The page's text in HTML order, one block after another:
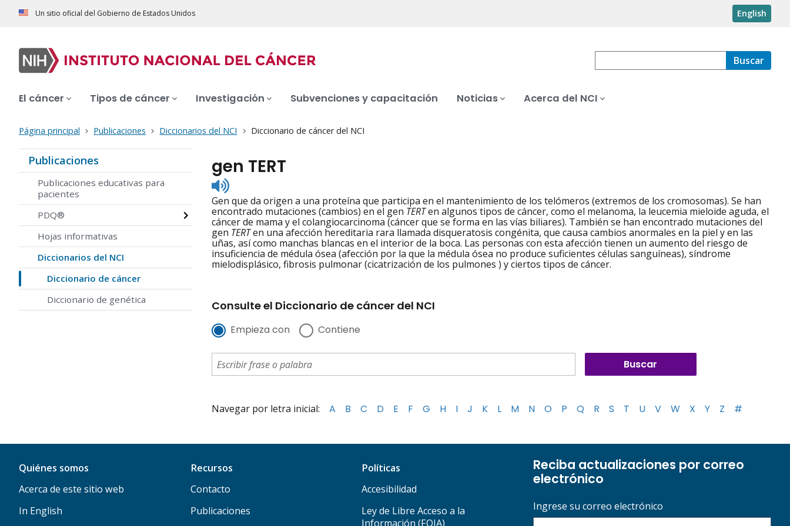
Un sitio oficial del Gobierno de Estados Unidos English
Buscar
El cáncer Tipos de cáncer Investigación Subvenciones y capacitación Noticias Acerca del NCI
Página principal Publicaciones Diccionarios del NCI Diccionario de cáncer del NCI
Publicaciones
Publicaciones educativas para
pacientes
PDQ®
Hojas informativas
Diccionarios del NCI
Diccionario de cáncer
Diccionario de genética
gen TERT
Listen
to
pronunciation
Gen que da origen a una proteína que participa en el mantenimiento de los telómeros (extremos de los cromosomas). Se han
encontrado mutaciones (cambios) en el gen TERTen algunos tipos de cáncer, como el melanoma, la leucemia mieloide aguda, el
cáncer de mama y el colangiocarcinoma (cáncer que se forma en las vías biliares). También se han encontrado mutaciones del
gen TERTen una afección hereditaria rara llamada disqueratosis congénita, que causa cambios anormales en la piel y en las
uñas, así como manchas blancas en el interior de la boca. Las personas con esta afección tienen un aumento del riesgo de
insuficiencia de médula ósea (afección por la que la médula ósea no produce suficientes células sanguíneas), síndrome
mielodisplásico, fibrosis pulmonar (cicatrización de los pulmones ) y ciertos tipos de cáncer.
Consulte el Diccionario de cáncer del NCI
Empieza con Contiene
Navegar por letra inicial: A B C D E F G H I J K L M N O P Q R S T U V W X Y Z #
Quiénes somos
Acerca de este sitio web
In English
Recursos
Contacto
Publicaciones
Políticas
Accesibilidad
Ley de Libre Acceso a la
Información (FOIA)
Reciba actualizaciones por correo
electrónico
Ingrese su correo electrónico